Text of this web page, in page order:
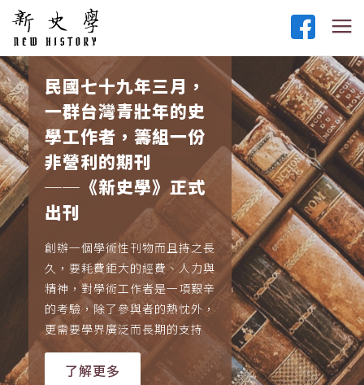
民國七十九年三月，
一群台灣青壯年的史
學工作者，籌組一份
非營利的期刊
──《新史學》正式
出刊
創辦一個學術性刊物而且持之長
久，要耗費鉅大的經費、人力與
精神，對學術工作者是一項艱辛
的考驗，除了參與者的熱忱外，
更需要學界廣泛而長期的支持
了解更多